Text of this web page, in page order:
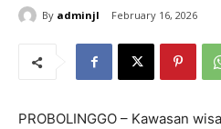
By adminjl February 16, 2026
PROBOLINGGO – Kawasan